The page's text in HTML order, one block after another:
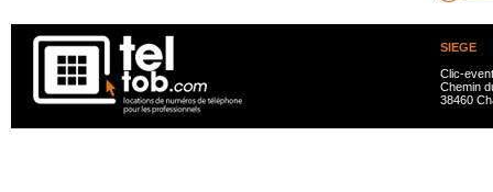
SIEGE
Clic-
Chemin
38460